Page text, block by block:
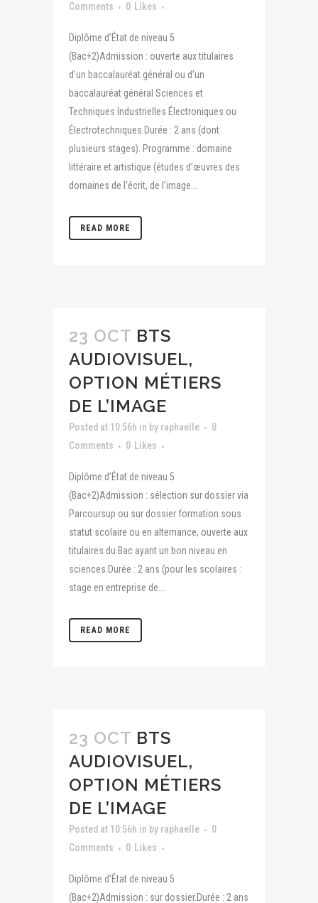
Comments
0 Likes
Diplôme d’État de niveau 5
(Bac+2)Admission : ouverte aux titulaires
d’un baccalauréat général ou d’un
baccalauréat général Sciences et
Techniques Industrielles Électroniques ou
Électrotechniques.Durée : 2 ans (dont
plusieurs stages). Programme : domaine
littéraire et artistique (études d’œuvres des
domaines de l’écrit, de l’image...
READ MORE
23 OCT BTS
AUDIOVISUEL,
OPTION MÉTIERS
DE L’IMAGE
Posted at 10:56h in by raphaelle
0
Comments
0 Likes
Diplôme d’État de niveau 5
(Bac+2)Admission : sélection sur dossier via
Parcoursup ou sur dossier formation sous
statut scolaire ou en alternance, ouverte aux
titulaires du Bac ayant un bon niveau en
sciences.Durée : 2 ans (pour les scolaires :
stage en entreprise de...
READ MORE
23 OCT BTS
AUDIOVISUEL,
OPTION MÉTIERS
DE L’IMAGE
Posted at 10:56h in by raphaelle
0
Comments
0 Likes
Diplôme d’État de niveau 5
(Bac+2)Admission : sur dossier.Durée : 2 ans